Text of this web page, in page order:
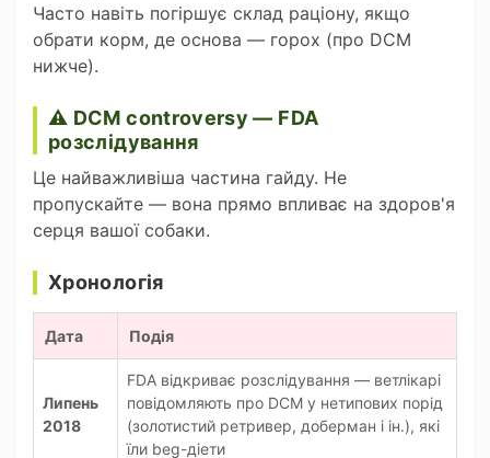
Часто навіть погіршує склад раціону, якщо
обрати корм, де основа — горох (про DCM
нижче).
⚠️ DCM controversy — FDA
розслідування
Це найважливіша частина гайду. Не
пропускайте — вона прямо впливає на здоров'я
серця вашої собаки.
Хронологія
Дата Подія
Липень
2018
FDA відкриває розслідування — ветлікарі
повідомляють про DCM у нетипових порід
(золотистий ретривер, доберман і ін.), які
їли beg-діети